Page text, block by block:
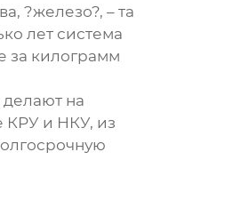
?железо?, – та
лет система
за килограмм
делают на
КРУ и НКУ, из